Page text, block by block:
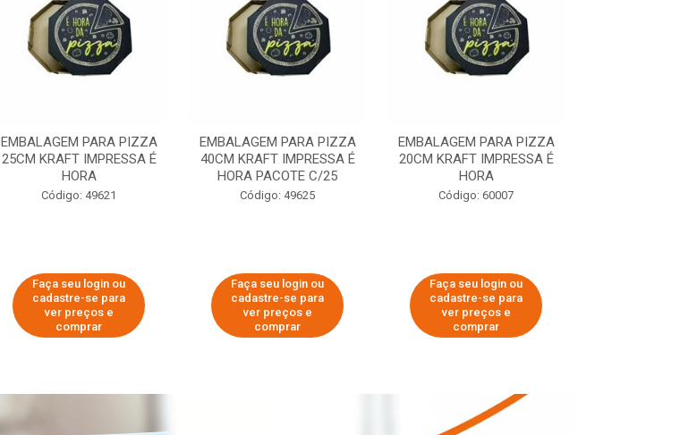
EMBALAGEM PARA PIZZA
25CM KRAFT IMPRESSA É
HORA
Código: 49621
Faça seu login ou
cadastre-se para
ver preços e
comprar
EMBALAGEM PARA PIZZA
40CM KRAFT IMPRESSA É
HORA PACOTE C/25
Código: 49625
Faça seu login ou
cadastre-se para
ver preços e
comprar
EMBALAGEM PARA PIZZA
20CM KRAFT IMPRESSA É
HORA
Código: 60007
Faça seu login ou
cadastre-se para
ver preços e
comprar